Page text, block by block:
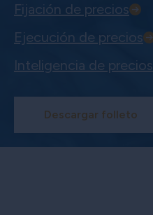
Fijación de precios
Ejecución de precios
Inteligencia de precios
Descargar folleto